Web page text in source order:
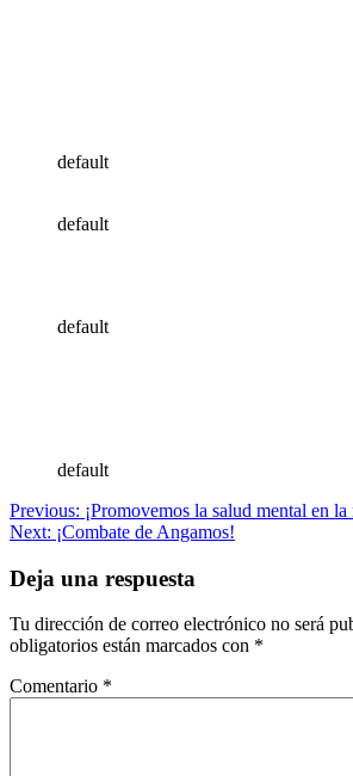
default
default
default
default
Navegación
de
entradas
Previous: ¡Promovemos la salud mental en la
Next: ¡Combate de Angamos!
Deja una respuesta
Tu dirección de correo electrónico no será
obligatorios están marcados con *
Comentario *